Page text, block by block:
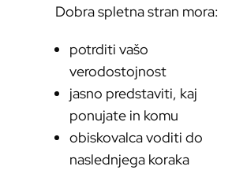
Dobra spletna stran mora:
potrditi vašo
verodostojnost
jasno predstaviti, kaj
ponujate in komu
obiskovalca voditi do
naslednjega koraka